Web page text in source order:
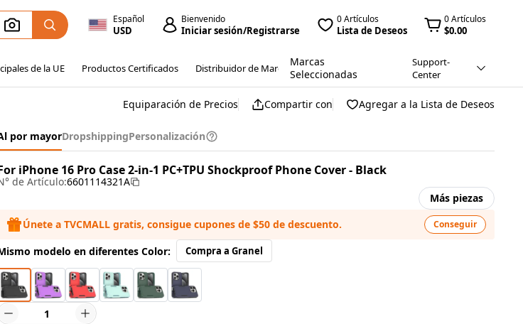
Español
USD
Bienvenido
Iniciar sesión/Registrarse
0 Artículos
Lista de Deseos
0 Artículos
$0.00
de la UE Productos Certificados Distribuidor de Marca
Marcas
Seleccionadas
Support-
Center
Equiparación de Precios Compartir con Agregar a la Lista de Deseos
por mayorDropshippingPersonalización
iPhone 16 Pro Case 2-in-1 PC+TPU Shockproof Phone Cover - Black
de Artículo:6601114321A
Más piezas
Únete a TVCMALL gratis, consigue cupones de $50 de descuento.
Conseguir
modelo en diferentes Color: Compra a Granel